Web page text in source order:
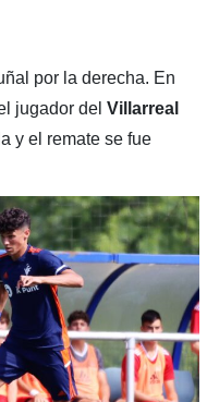
por la derecha. En
jugador del Villarreal
y el remate se fue